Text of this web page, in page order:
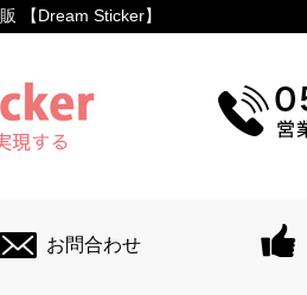
【Dream Sticker】
お問合わせ